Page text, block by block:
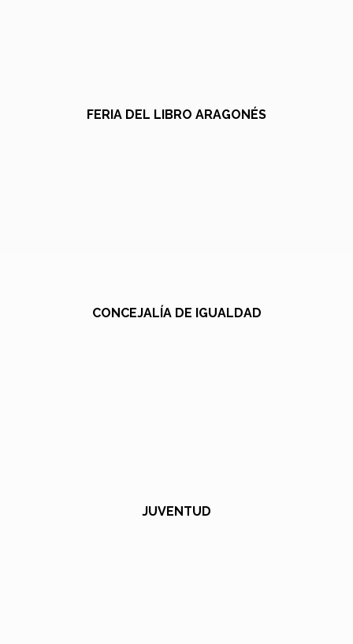
FERIA DEL LIBRO ARAGONÉS
CONCEJALÍA DE IGUALDAD
JUVENTUD